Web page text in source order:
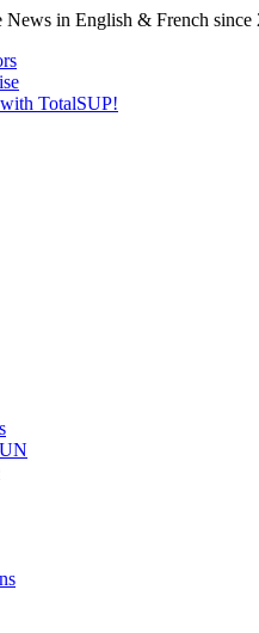
News in English & French since
TotalSUP!